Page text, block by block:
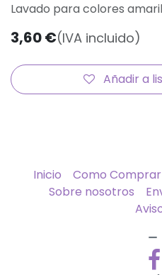
Lavado para colores
3,60€(IVA incluido)
Añadir a
Inicio Como Comprar
Sobre nosotros